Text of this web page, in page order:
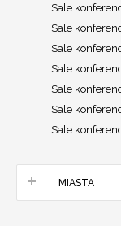
Sale
Sale
Sale
Sale
Sale
Sale
Sale
MIASTA